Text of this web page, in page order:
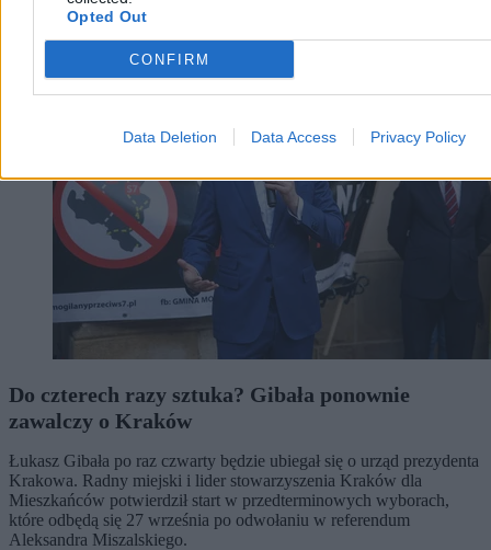
Opted Out
CONFIRM
Data Deletion Data Access Privacy Policy
Do czterech razy sztuka? Gibała ponownie
zawalczy o Kraków
Łukasz Gibała po raz czwarty będzie ubiegał się o urząd prezydenta
Krakowa. Radny miejski i lider stowarzyszenia Kraków dla
Mieszkańców potwierdził start w przedterminowych wyborach,
które odbędą się 27 września po odwołaniu w referendum
Aleksandra Miszalskiego.